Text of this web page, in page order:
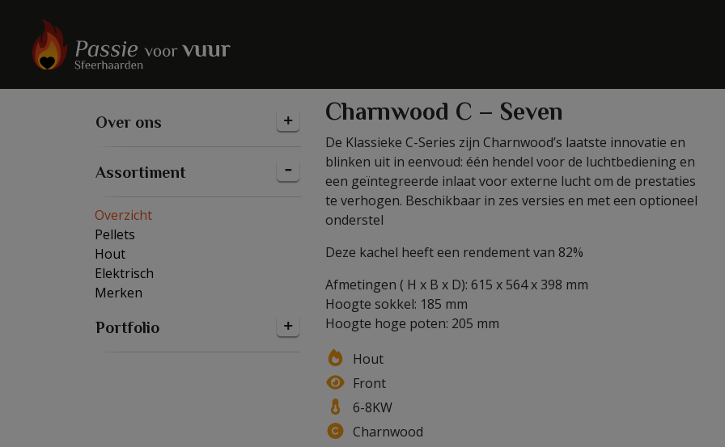
Over ons
Assortiment
Overzicht
Pellets
Hout
Elektrisch
Merken
Portfolio
Charnwood C – Seven
De Klassieke C-Series zijn Charnwood’s laatste innovatie en
blinken uit in eenvoud: één hendel voor de luchtbediening en
een geïntegreerde inlaat voor externe lucht om de prestaties
te verhogen. Beschikbaar in zes versies en met een optioneel
onderstel
Deze kachel heeft een rendement van 82%
Afmetingen ( H x B x D): 615 x 564 x 398 mm
Hoogte sokkel: 185 mm
Hoogte hoge poten: 205 mm
Hout
Front
6-8KW
Charnwood